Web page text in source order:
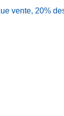
vente, 20%